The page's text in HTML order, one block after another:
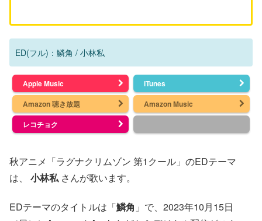
ED(フル)：鱗角 / 小林私
Apple Music
iTunes
Amazon 聴き放題
Amazon Music
レコチョク
秋アニメ「ラグナクリムゾン 第1クール」のEDテーマ
は、 小林私さんが歌います。
EDテーマのタイトルは「鱗角 」で、2023年10月15日